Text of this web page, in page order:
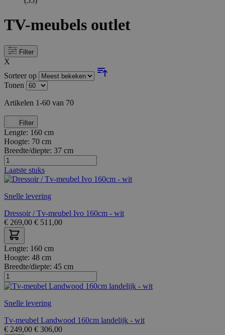
TV-meubels outlet
Filter
X
Sorteer op
Tonen
Artikelen 1-60 van 70
Filter
Lengte: 160 cm
Hoogte: 70 cm
Breedte/diepte: 37 cm
Laatste stuks
Snelle levering
Dressoir / Tv-meubel Ivo 160cm - wit
€ 269,00 € 511,00
Lengte: 160 cm
Hoogte: 48 cm
Breedte/diepte: 45 cm
Snelle levering
Tv-meubel Landwood 160cm landelijk - wit
€ 249,00 € 306,00